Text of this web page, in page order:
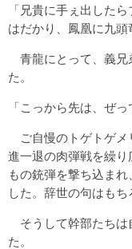
「兄貴に手ぇ出した
はだかり、鳳凰に九頭
青龍にとって、義兄
た。
「こっから先は、ぜっ
ご自慢のトゲトゲメ
進一退の肉弾戦を繰
もの銃弾を撃ち込ま
した。辞世の句はも
そうして幹部たちは
た。